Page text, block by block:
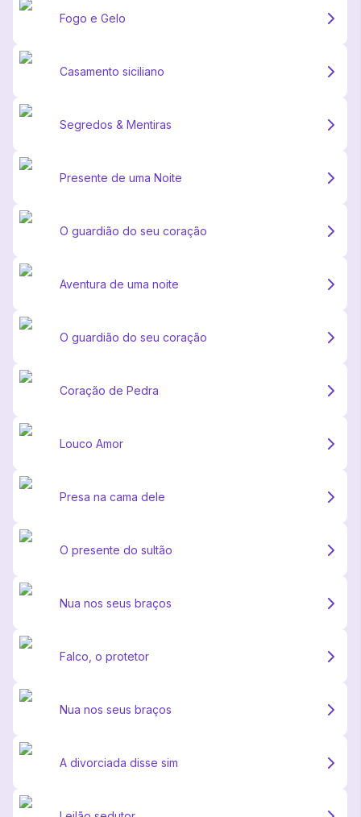
Fogo e Gelo
Casamento siciliano
Segredos & Mentiras
Presente de uma Noite
O guardião do seu coração
Aventura de uma noite
O guardião do seu coração
Coração de Pedra
Louco Amor
Presa na cama dele
O presente do sultão
Nua nos seus braços
Falco, o protetor
Nua nos seus braços
A divorciada disse sim